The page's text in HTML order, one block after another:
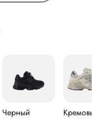
Черный Кремовый